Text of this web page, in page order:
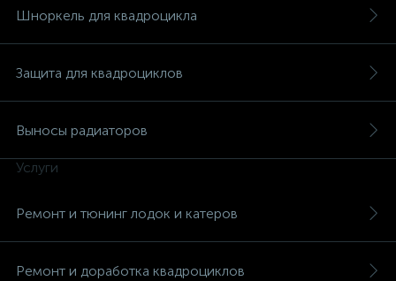
Шноркель для квадроцикла
Защита для квадроциклов
Выносы радиаторов
Услуги
Ремонт и тюнинг лодок и катеров
Ремонт и доработка квадроциклов